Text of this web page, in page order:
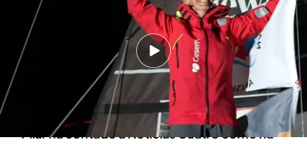
Redacción digital Noticias Cuatro
02 JUN 2026 - 16:25h.
Pilar Pasanau se ha convertido en la primera
mujer en dar la vuelta al mundo en solitario en
su velero de tan solo 5 metros
Pilar ha contado a Noticias Cuatro cómo ha